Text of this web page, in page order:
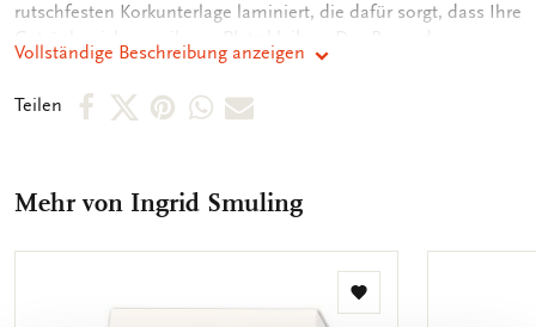
rutschfesten Korkunterlage laminiert, die dafür sorgt, dass Ihre
Getränke sicher an ihrem Platz bleiben. Das Besondere an
diesen Untersetzern sind ihre Designs in Museumsqualität,
die von Ihren Lieblingsmuseen auf der ganzen Welt, Malern
und anderen Organisationen ausgewählt wurden. Jeder
seiner plastikfreien Verpackung ist dieses Untersetzerset nicht
nur eine stilvolle Ergänzung für Ihr Zuhause, sondern auch
eine umweltfreundliche Wahl. Erhöhen Sie noch heute Ihr
Getränkeerlebnis mit diesen rutschfesten Untersetzern in
Vollständige Beschreibung anzeigen
Teilen
Per Per Per PerPer
teilen
Mehr von Ingrid Smuling
Zur